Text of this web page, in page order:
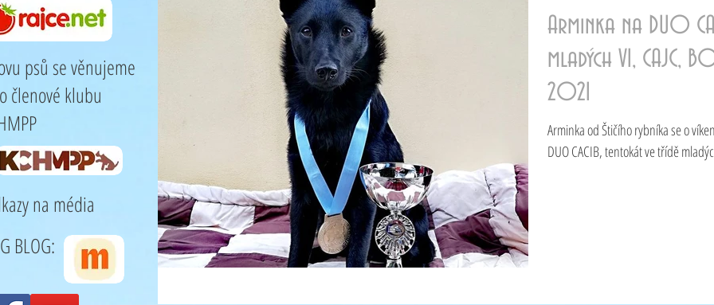
psů se věnujeme
členové klubu
na média
BLOG:
Arminka na DUO
mladých V1, CAJC,
2021
Arminka od Štičího rybníka se o
DUO CACIB, tentokát ve třídě